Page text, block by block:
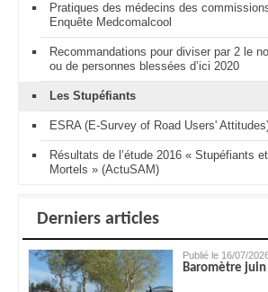
Pratiques des médecins des
Enquête Medcomalcool
Recommandations pour diviser par 2 le
ou de personnes blessées d’ici 2020
Les Stupéfiants
ESRA (E-Survey of Road Users'
Résultats de l’étude 2016 « Stupéfiants
Mortels » (ActuSAM)
Derniers articles
Publié le 16/07/
Baromètre